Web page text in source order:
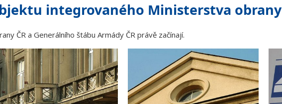
integrovaného Ministerstva obrany
ČR a Generálního štábu Armády ČR právě začínají.